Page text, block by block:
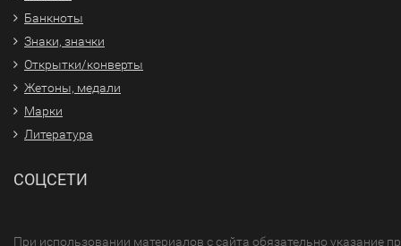
Банкноты
Знаки, значки
Открытки/конверты
Жетоны, медали
Марки
Литература
СОЦСЕТИ
При использовании материалов с сайта обязательно указание